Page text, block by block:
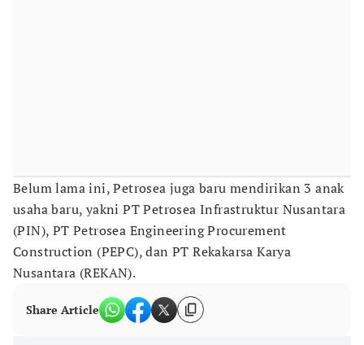
Belum lama ini, Petrosea juga baru mendirikan 3 anak
usaha baru, yakni PT Petrosea Infrastruktur Nusantara
(PIN), PT Petrosea Engineering Procurement
Construction (PEPC), dan PT Rekakarsa Karya
Nusantara (REKAN).
Share Article